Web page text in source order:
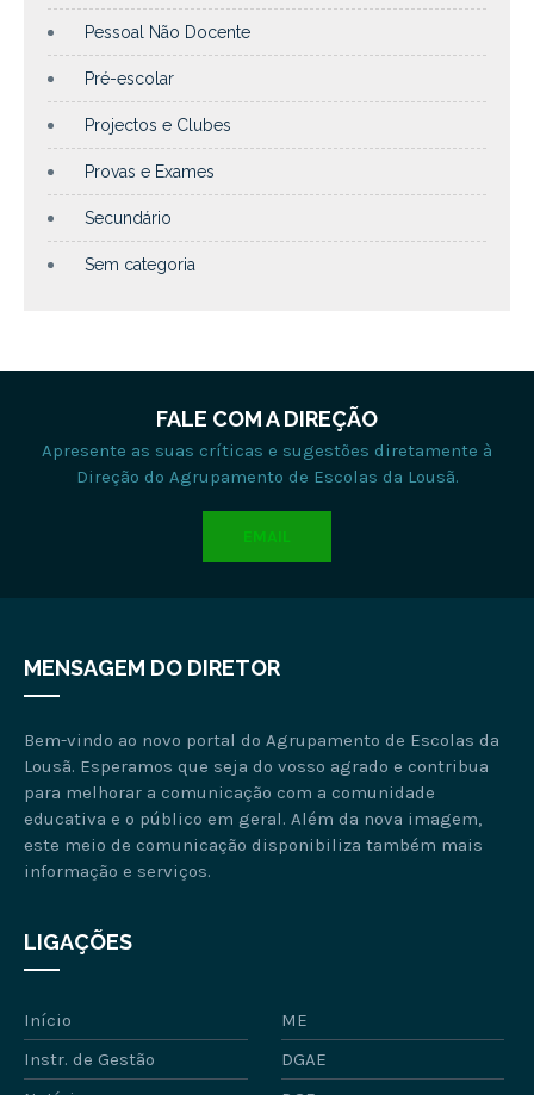
Pessoal Não Docente
Pré-escolar
Projectos e Clubes
Provas e Exames
Secundário
Sem categoria
FALE COM A DIREÇÃO
Apresente as suas críticas e sugestões diretamente à
Direção do Agrupamento de Escolas da Lousã.
EMAIL
MENSAGEM DO DIRETOR
Bem-vindo ao novo portal do Agrupamento de Escolas da
Lousã. Esperamos que seja do vosso agrado e contribua
para melhorar a comunicação com a comunidade
educativa e o público em geral. Além da nova imagem,
este meio de comunicação disponibiliza também mais
informação e serviços.
LIGAÇÕES
Início
ME
Instr. de Gestão
DGAE